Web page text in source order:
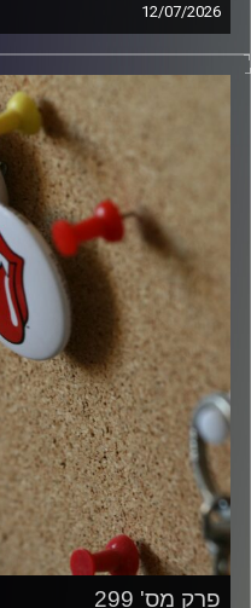
12/07/2026
קלאסיקות רוק עם אורן הוף.
włodi
פרק מס' 299